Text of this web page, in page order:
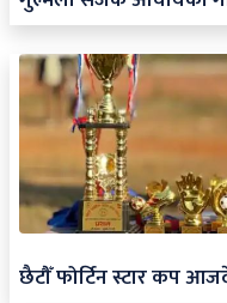
छैटौँ फोर्टिन स्टार कप